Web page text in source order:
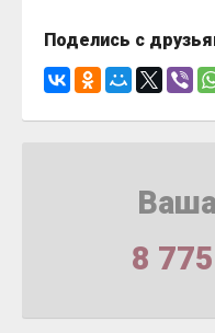
Поделись с
8